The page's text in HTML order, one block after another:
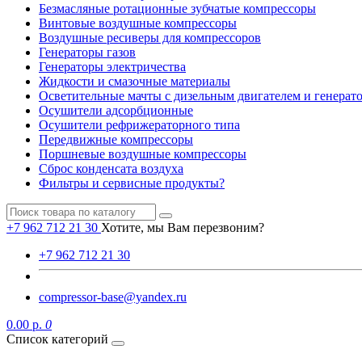
Безмасляные ротационные зубчатые компрессоры
Винтовые воздушные компрессоры
Воздушные ресиверы для компрессоров
Генераторы газов
Генераторы электричества
Жидкости и смазочные материалы
Осветительные мачты с дизельным двигателем и
Осушители адсорбционные
Осушители рефрижераторного типа
Передвижные компрессоры
Поршневые воздушные компрессоры
Сброс конденсата воздуха
Фильтры и сервисные продукты?
+7 962 712 21 30 Хотите, мы Вам перезвоним?
+7 962 712 21 30
compressor-base@yandex.ru
0.00 р. 0
Список категорий